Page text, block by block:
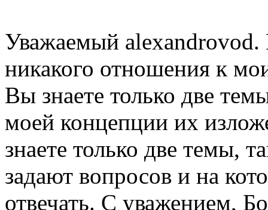
Уважаемый alexandrovod.
никакого отношения к
Вы знаете только две
моей концепции их
знаете только две темы,
задают вопросов и на
отвечать. С уважением,